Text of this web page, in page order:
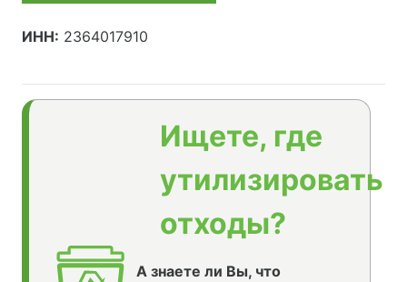
ИНН: 2364017910
Ищете, где
утилизировать
отходы?
А знаете ли Вы, что